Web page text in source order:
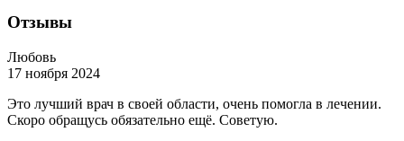
Отзывы
Любовь
17 ноября 2024
Это лучший врач в своей области, очень помогла в лечении.
Скоро обращусь обязательно ещё. Советую.